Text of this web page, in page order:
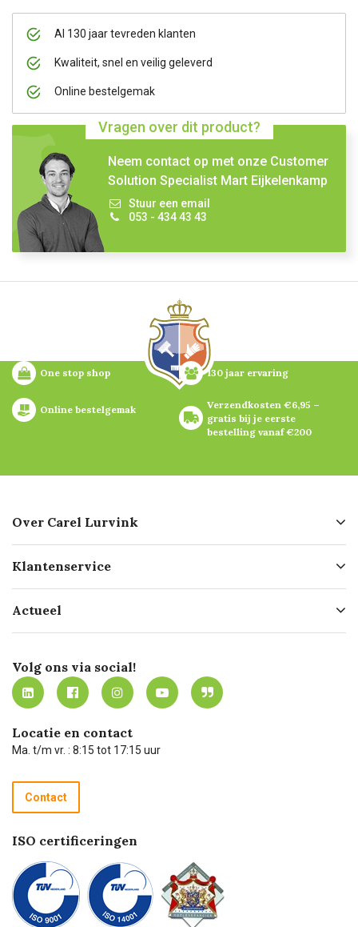
Al 130 jaar tevreden klanten
Kwaliteit, snel en veilig geleverd
Online bestelgemak
Vragen over dit product?
Neem contact op met onze Customer
Solution Specialist Mart Eijkelenkamp
Stuur een email
053 - 434 43 43
One stop shop 130 jaar ervaring
Online bestelgemak
Verzendkosten €6,95 –
gratis bij je eerste
bestelling vanaf €200
Over Carel Lurvink
Geschiedenis
Missie
Werken bij Carel Lurvink
MVO
Klantenservice
Bezorgen
Mijn Carel Lurvink
Mijn Carel Lurvink instructievideo's
Carel Lurvink App
Hulp op afstand
Technische dienst
Recycle programma
Betalen
Actueel
Innovation LAB
Tevreden klanten
Carel Lurvink Blog
Carel de podcast
Volg ons via social!
Locatie en contact
Ma. t/m vr. : 8:15 tot 17:15 uur
Contact
ISO certificeringen